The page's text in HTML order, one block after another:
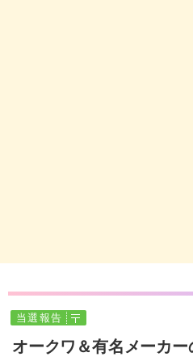
当選報告
オークワ＆有名メーカ